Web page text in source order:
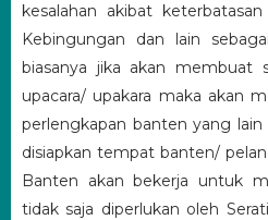
kesalahan akibat
Kebingungan dan lain
biasanya jika akan membuat
upacara/ upakara maka akan
perlengkapan banten yang
disiapkan tempat banten/
Banten akan bekerja untuk
tidak saja diperlukan oleh